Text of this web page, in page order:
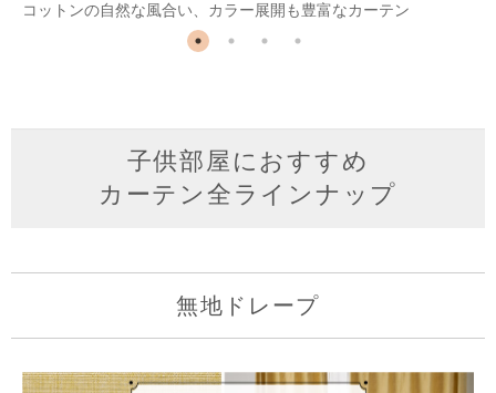
コットンの自然な風合い、カラー展開も豊富なカーテン
子供部屋におすすめ
カーテン全ラインナップ
無地ドレープ